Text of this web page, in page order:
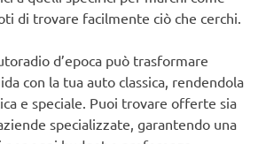
di trovare facilmente ciò che cerchi.
d’epoca può trasformare
con la tua auto classica, rendendola
e speciale. Puoi trovare offerte sia
specializzate, garantendo una